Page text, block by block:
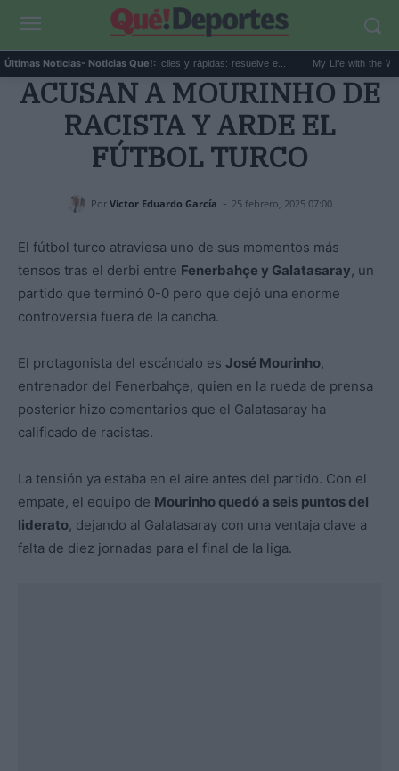
Últimas Noticias- Noticias Que!:
40 recetas de verano fáciles y rápidas: resuelve e... My Life with the Walter
ACUSAN A MOURINHO DE
RACISTA Y ARDE EL
FÚTBOL TURCO
Por Victor Eduardo García - 25 febrero, 2025 07:00
El fútbol turco atraviesa uno de sus momentos más
tensos tras el derbi entre Fenerbahçe y Galatasaray, un
partido que terminó 0-0 pero que dejó una enorme
controversia fuera de la cancha.
El protagonista del escándalo es José Mourinho,
entrenador del Fenerbahçe, quien en la rueda de prensa
posterior hizo comentarios que el Galatasaray ha
calificado de racistas.
La tensión ya estaba en el aire antes del partido. Con el
empate, el equipo de Mourinho quedó a seis puntos del
liderato, dejando al Galatasaray con una ventaja clave a
falta de diez jornadas para el final de la liga.